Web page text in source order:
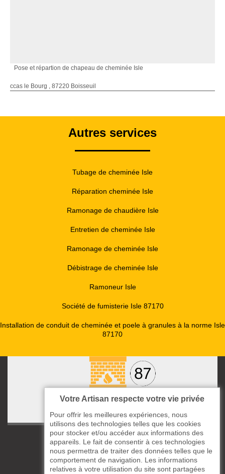
Pose et répartion de chapeau de cheminée Isle
ccas le Bourg , 87220 Boisseuil
Autres services
Tubage de cheminée Isle
Réparation cheminée Isle
Ramonage de chaudière Isle
Entretien de cheminée Isle
Ramonage de cheminée Isle
Débistrage de cheminée Isle
Ramoneur Isle
Société de fumisterie Isle 87170
Installation de conduit de cheminée et poele à granules à la norme Isle
87170
ccas le Bourg
87220 Boisseuil
05 33 06 14 49
Votre Artisan respecte votre vie privée
Pour offrir les meilleures expériences, nous
utilisons des technologies telles que les cookies
pour stocker et/ou accéder aux informations des
appareils. Le fait de consentir à ces technologies
nous permettra de traiter des données telles que le
comportement de navigation. Les informations
relatives à votre utilisation du site sont partagées